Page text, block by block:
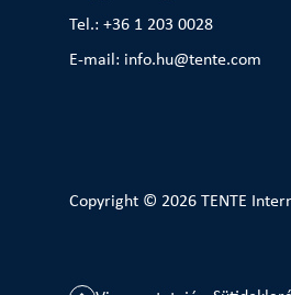
Tel.: +36 1 203 0028
E-mail: info.hu@tente.com
Copyright © 2026 TENTE